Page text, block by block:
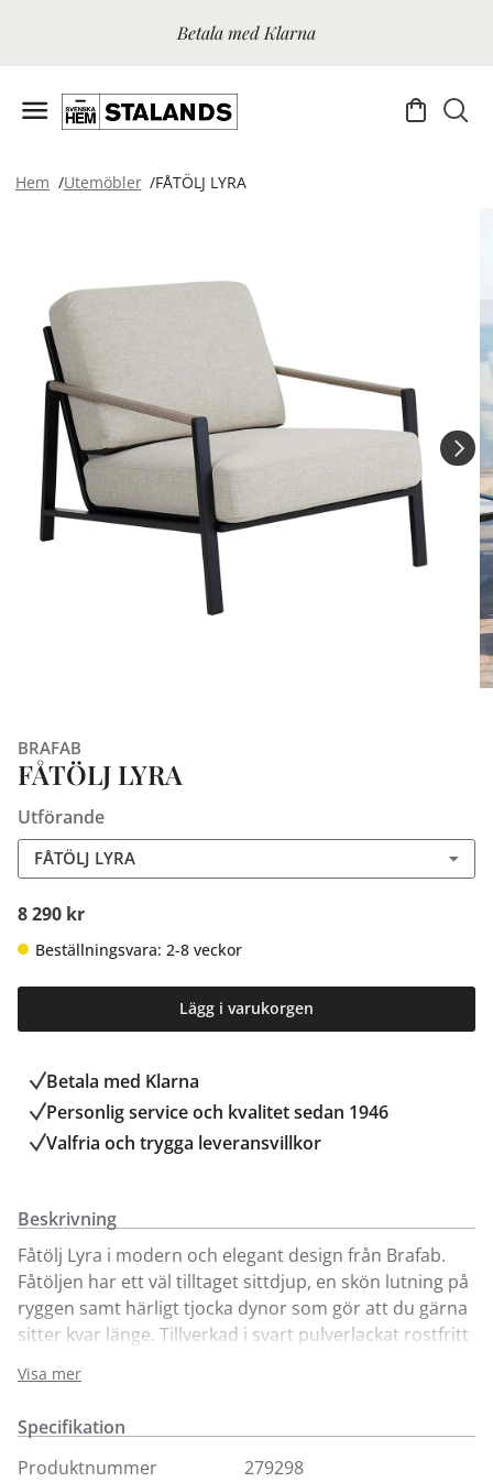
Betala med Klarna
Hem Utemöbler FÅTÖLJ LYRA
BRAFAB
FÅTÖLJ LYRA
Utförande
FÅTÖLJ LYRA
8 290 kr
Beställningsvara: 2-8 veckor
Lägg i varukorgen
Betala med Klarna
Personlig service och kvalitet sedan 1946
Valfria och trygga leveransvillkor
Beskrivning
Fåtölj Lyra i modern och elegant design från Brafab.
Fåtöljen har ett väl tilltaget sittdjup, en skön lutning på
ryggen samt härligt tjocka dynor som gör att du gärna
sitter kvar länge. Tillverkad i svart pulverlackat rostfritt
armstöden. Dynorna är klädda med tåligt, fodrat
olefintyg med vattenavvisande beläggning. Ingår i
serien Lyra där du även hittar soffa och soffbord för
enkelt köp online.
Visa mer
Specifikation
Produktnummer
279298